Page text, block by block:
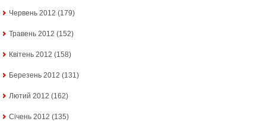
Червень 2012 (179)
Травень 2012 (152)
Квітень 2012 (158)
Березень 2012 (131)
Лютий 2012 (162)
Січень 2012 (135)